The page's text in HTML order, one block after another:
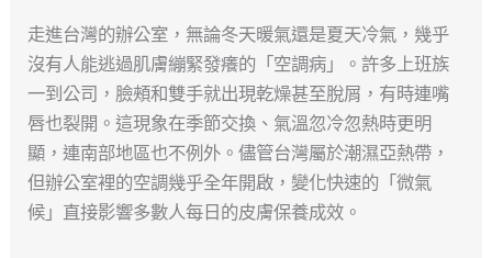
走進台灣的辦公室，無論冬天暖氣還是夏天冷氣，幾乎
沒有人能逃過肌膚繃緊發癢的「空調病」。許多上班族
一到公司，臉頰和雙手就出現乾燥甚至脫屑，有時連嘴
唇也裂開。這現象在季節交換、氣溫忽冷忽熱時更明
顯，連南部地區也不例外。儘管台灣屬於潮濕亞熱帶，
但辦公室裡的空調幾乎全年開啟，變化快速的「微氣
候」直接影響多數人每日的皮膚保養成效。